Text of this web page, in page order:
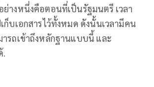
ย่างหนึ่งคือตอนที่เป็นรัฐมนตรี เวลา
ก็บเอกสารไว้ทั้งหมด ดังนั้นเวลามีคน
ารถเข้าถึงหลักฐานแบบนี้ และ
.